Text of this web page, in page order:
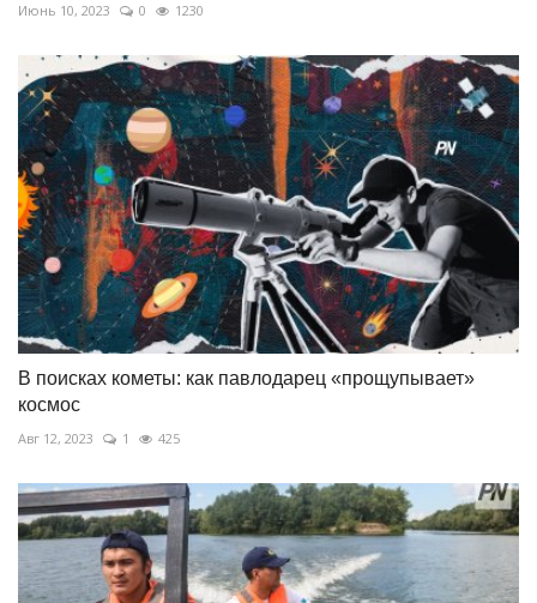
Июнь 10, 2023 0 1230
В поисках кометы: как павлодарец «прощупывает»
космос
Авг 12, 2023 1 425